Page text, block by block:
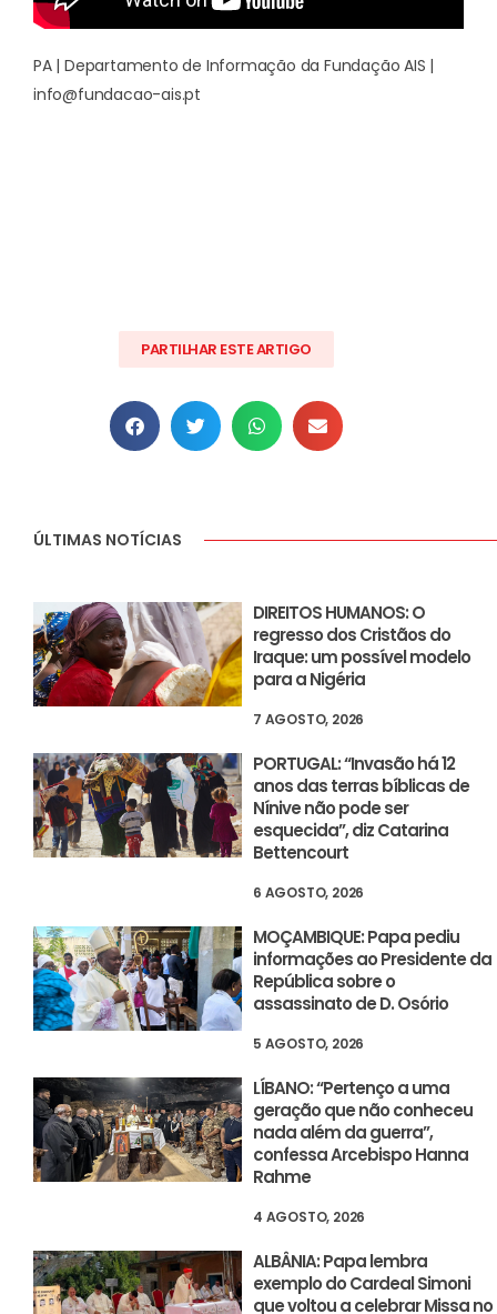
PA | Departamento de Informação da Fundação AIS |
info@fundacao-ais.pt
PARTILHAR ESTE ARTIGO
ÚLTIMAS NOTÍCIAS
DIREITOS HUMANOS: O
regresso dos Cristãos do
Iraque: um possível modelo
para a Nigéria
7 AGOSTO, 2026
PORTUGAL: “Invasão há 12
anos das terras bíblicas de
Nínive não pode ser
esquecida”, diz Catarina
Bettencourt
6 AGOSTO, 2026
MOÇAMBIQUE: Papa pediu
informações ao Presidente da
República sobre o
assassinato de D. Osório
5 AGOSTO, 2026
LÍBANO: “Pertenço a uma
geração que não conheceu
nada além da guerra”,
confessa Arcebispo Hanna
Rahme
4 AGOSTO, 2026
ALBÂNIA: Papa lembra
exemplo do Cardeal Simoni
que voltou a celebrar Missa no